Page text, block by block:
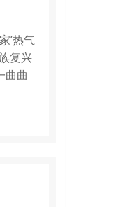
’热气
复兴
曲曲